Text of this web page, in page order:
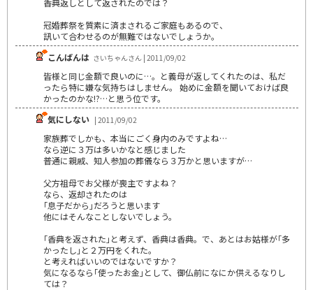
冠婚葬祭を質素に済まされるご家庭もあるので、
訊いて合わせるのが無難ではないでしょうか。
こんばんは さいちゃんさん | 2011/09/02
皆様と同じ金額で良いのに…。と義母が返してくれたのは、私だ
ったら特に嫌な気持ちはしません。 始めに金額を聞いておけば良
かったのかな!?…と思う位です。
気にしない | 2011/09/02
家族葬でしかも、本当にごく身内のみですよね…
なら逆に３万は多いかなと感じました
普通に親戚、知人参加の葬儀なら３万かと思いますが…
父方祖母でお父様が喪主ですよね？
なら、返却されたのは
｢息子だから｣だろうと思います
他にはそんなことしないでしょう。
｢香典を返された｣と考えず、香典は香典。で、あとはお姑様が｢多
かったし｣と２万円をくれた。
と考えればいいのではないですか？
気になるなら｢使ったお金｣として、御仏前になにか供えるなりし
ては？